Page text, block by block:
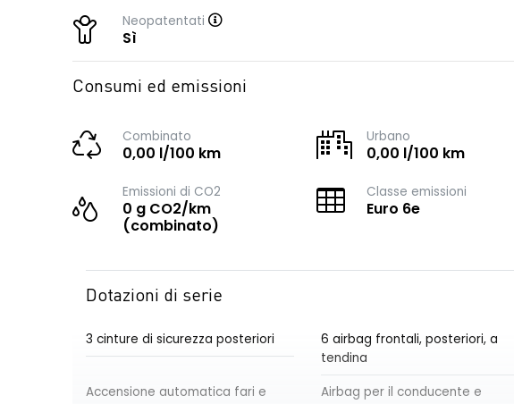
Neopatentati
Sì
Consumi ed emissioni
Combinato
0,00 l/100 km
Urbano
0,00 l/100 km
Emissioni di CO2
0 g CO2/km
(combinato)
Classe emissioni
Euro 6e
Dotazioni di serie
3 cinture di sicurezza posteriori
6 airbag frontali, posteriori, a
tendina
Accensione automatica fari e
Airbag per il conducente e